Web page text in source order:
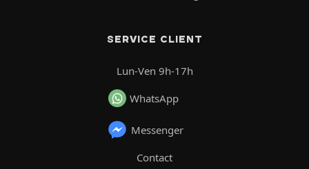
SERVICE CLIENT
Lun-Ven 9h-17h
WhatsApp
Messenger
Contact